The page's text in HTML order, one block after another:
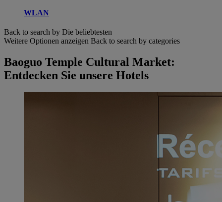
WLAN
Back to search by Die beliebtesten
Weitere Optionen anzeigen Back to search by categories
Baoguo Temple Cultural Market:
Entdecken Sie unsere Hotels